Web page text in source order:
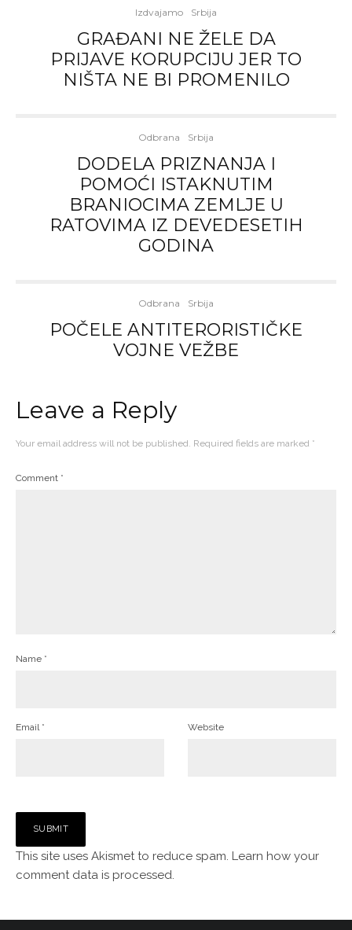
Izdvajamo Srbija
GRAĐANI NE ŽELE DA
PRIJAVE КORUPCIJU JER TO
NIŠTA NE BI PROMENILO
Odbrana Srbija
DODELA PRIZNANJA I
POMOĆI ISTAKNUTIM
BRANIOCIMA ZEMLJE U
RATOVIMA IZ DEVEDESETIH
GODINA
Odbrana Srbija
POČELE ANTITERORISTIČKE
VOJNE VEŽBE
Leave a Reply
Your email address will not be published. Required fields are marked *
Comment *
Name *
Email * Website
This site uses Akismet to reduce spam. Learn how your
comment data is processed.